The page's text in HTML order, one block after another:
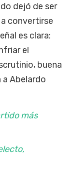
dejó de ser
convertirse
es clara:
el
buena
Abelardo
más